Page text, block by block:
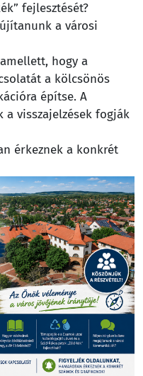
fejlesztését?
a városi
hogy a
a kölcsönös
építse. A
a visszajelzések fogják
érkeznek a konkrét